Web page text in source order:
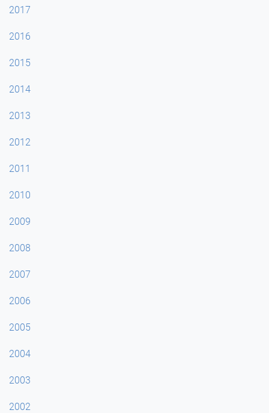
2017
2016
2015
2014
2013
2012
2011
2010
2009
2008
2007
2006
2005
2004
2003
2002